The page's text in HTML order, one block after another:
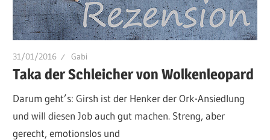
31/01/2016 Gabi
Taka der Schleicher von Wolkenleopard
Darum geht’s: Girsh ist der Henker der Ork-Ansiedlung
und will diesen Job auch gut machen. Streng, aber
gerecht, emotionslos und